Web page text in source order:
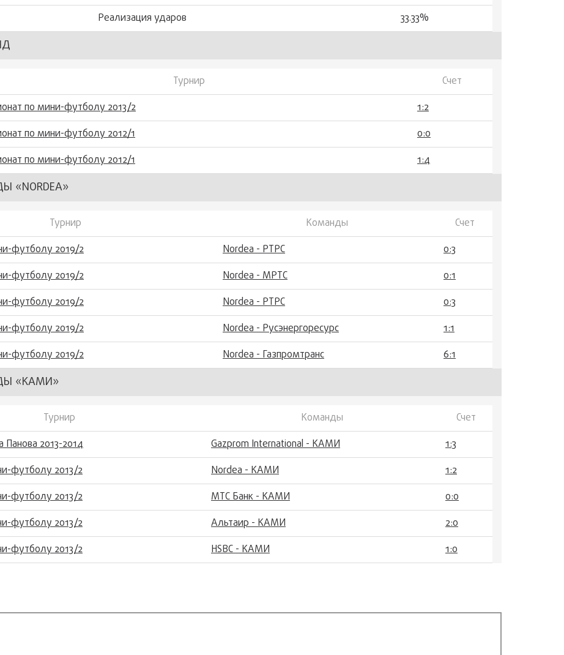
Реализация ударов 33.33%
Турнир
Счет
по мини-футболу 2013/2
1:2
по мини-футболу 2012/1
0:0
по мини-футболу 2012/1 1:4
Турнир Команды
Счет
футболу 2019/2 Nordea - РТРС
0:3
футболу 2019/2 Nordea - МРТС
0:1
футболу 2019/2 Nordea - РТРС
0:3
футболу 2019/2 Nordea - Русэнергоресурс
1:1
футболу 2019/2 Nordea - Газпромтранс 6:1
«КАМИ»
Турнир Команды
Счет
2013-2014 Gazprom International - КАМИ
1:3
футболу 2013/2 Nordea - КАМИ
1:2
футболу 2013/2 МТС Банк - КАМИ
0:0
футболу 2013/2 Альтаир - КАМИ
2:0
футболу 2013/2 HSBC - КАМИ 1:0